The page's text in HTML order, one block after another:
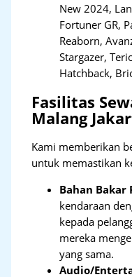
New 2024,
Fortuner GR,
Reaborn,
Stargazer,
Hatchback,
Fasilitas
Malang
Kami memberikan
untuk memastikan
Bahan Bakar
kendaraan
kepada
mereka
yang sama.
Audio/